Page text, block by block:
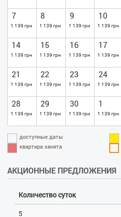
7
1 139 грн
8
1 139 грн
9
1 139 грн
10
1 139 грн
14
1 139 грн
15
1 139 грн
16
1 139 грн
17
1 139 грн
21
1 139 грн
22
1 139 грн
23
1 139 грн
24
1 139 грн
28
1 139 грн
29
1 139 грн
30
1 139 грн
1
1 139 грн
доступные даты
квартира занята
АКЦИОННЫЕ ПРЕДЛОЖЕНИЯ
Количество суток
5